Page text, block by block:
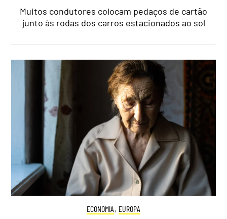
Muitos condutores colocam pedaços de cartão
junto às rodas dos carros estacionados ao sol
ECONOMIA , EUROPA